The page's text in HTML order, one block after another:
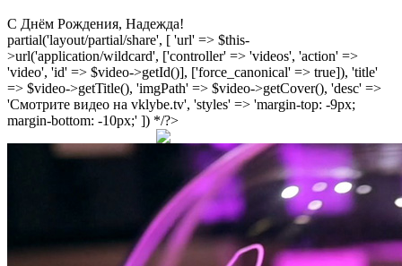
С Днём Рождения, Надежда!
partial('layout/partial/share', [ 'url' => $this-
>url('application/wildcard', ['controller' => 'videos', 'action' =>
'video', 'id' => $video->getId()], ['force_canonical' => true]), 'title'
=> $video->getTitle(), 'imgPath' => $video->getCover(), 'desc' =>
'Смотрите видео на vklybe.tv', 'styles' => 'margin-top: -9px;
margin-bottom: -10px;' ]) */?>